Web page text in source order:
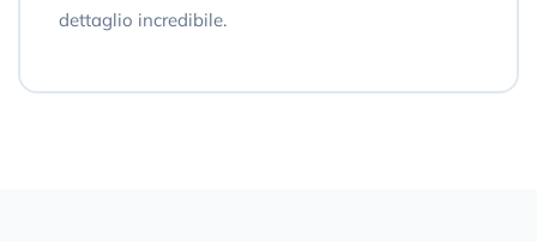
dettaglio incredibile.